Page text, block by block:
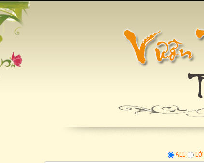
ALL